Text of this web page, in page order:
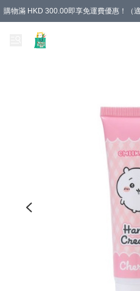
購物滿 HKD 300.00即享免運費優惠！（